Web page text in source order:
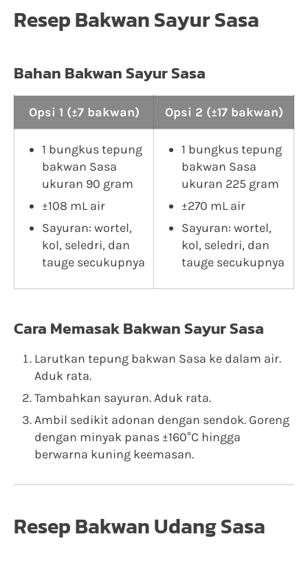
Resep Bakwan Sayur Sasa
Bahan Bakwan Sayur Sasa
Opsi 1 (±7 bakwan) Opsi 2 (±17 bakwan)
1 bungkus tepung
bakwan Sasa
ukuran 90 gram
±108 mL air
Sayuran: wortel,
kol, seledri, dan
tauge secukupnya
1 bungkus tepung
bakwan Sasa
ukuran 225 gram
±270 mL air
Sayuran: wortel,
kol, seledri, dan
tauge secukupnya
Cara Memasak Bakwan Sayur Sasa
Larutkan tepung bakwan Sasa ke dalam air.
Aduk rata.
Tambahkan sayuran. Aduk rata.
Ambil sedikit adonan dengan sendok. Goreng
dengan minyak panas ±160°C hingga
berwarna kuning keemasan.
Resep Bakwan Udang Sasa